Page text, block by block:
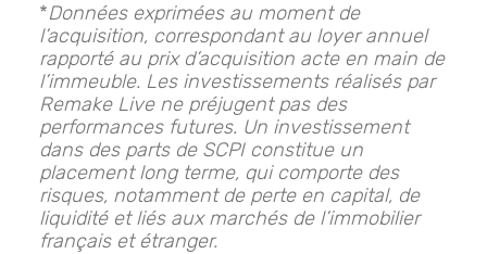
*Données exprimées au moment de
l’acquisition, correspondant au loyer annuel
rapporté au prix d’acquisition acte en main de
l’immeuble. Les investissements réalisés par
Remake Live ne préjugent pas des
performances futures. Un investissement
dans des parts de SCPI constitue un
placement long terme, qui comporte des
risques, notamment de perte en capital, de
liquidité et liés aux marchés de l’immobilier
français et étranger.